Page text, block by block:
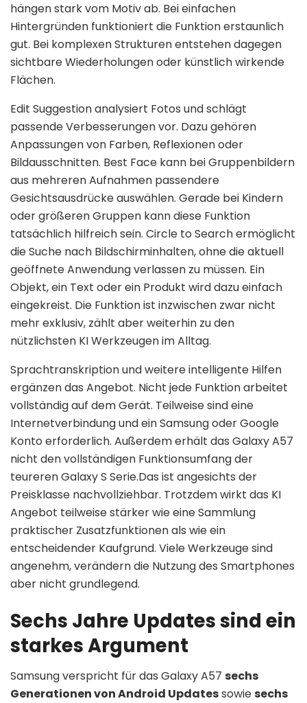
hängen stark vom Motiv ab. Bei einfachen
Hintergründen funktioniert die Funktion erstaunlich
gut. Bei komplexen Strukturen entstehen dagegen
sichtbare Wiederholungen oder künstlich wirkende
Flächen.
Edit Suggestion analysiert Fotos und schlägt
passende Verbesserungen vor. Dazu gehören
Anpassungen von Farben, Reflexionen oder
Bildausschnitten. Best Face kann bei Gruppenbildern
aus mehreren Aufnahmen passendere
Gesichtsausdrücke auswählen. Gerade bei Kindern
oder größeren Gruppen kann diese Funktion
tatsächlich hilfreich sein. Circle to Search ermöglicht
die Suche nach Bildschirminhalten, ohne die aktuell
geöffnete Anwendung verlassen zu müssen. Ein
Objekt, ein Text oder ein Produkt wird dazu einfach
eingekreist. Die Funktion ist inzwischen zwar nicht
mehr exklusiv, zählt aber weiterhin zu den
nützlichsten KI Werkzeugen im Alltag.
Sprachtranskription und weitere intelligente Hilfen
ergänzen das Angebot. Nicht jede Funktion arbeitet
vollständig auf dem Gerät. Teilweise sind eine
Internetverbindung und ein Samsung oder Google
Konto erforderlich. Außerdem erhält das Galaxy A57
nicht den vollständigen Funktionsumfang der
teureren Galaxy S Serie.Das ist angesichts der
Preisklasse nachvollziehbar. Trotzdem wirkt das KI
Angebot teilweise stärker wie eine Sammlung
praktischer Zusatzfunktionen als wie ein
entscheidender Kaufgrund. Viele Werkzeuge sind
angenehm, verändern die Nutzung des Smartphones
aber nicht grundlegend.
Sechs Jahre Updates sind ein
starkes Argument
Samsung verspricht für das Galaxy A57 sechs
Generationen von Android Updatessowiesechs